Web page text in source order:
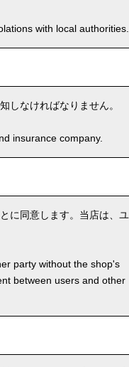
with local authorities.
しなければなりません。
insurance company.
に同意します。当店は、ユ
party without the shop's
between users and other